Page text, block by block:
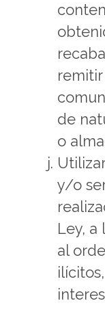
de
o
y/o
Ley, a
al